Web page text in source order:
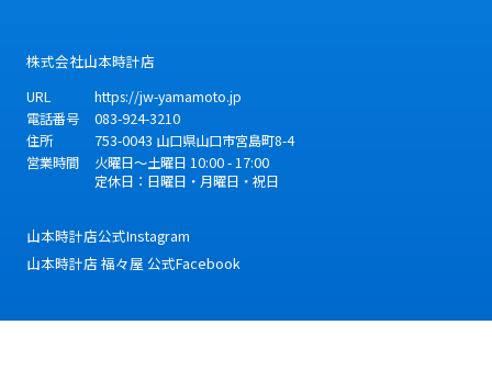
株式会社山本時計店
URL
https://jw-yamamoto.jp
電話番号
083-924-3210
住所
753-0043 山口県山口市宮島町8-4
営業時間
火曜日～土曜日 10:00 - 17:00
定休日：日曜日・月曜日・祝日
山本時計店公式Instagram
山本時計店 福々屋 公式Facebook